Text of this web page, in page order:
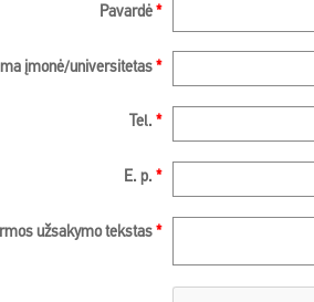
Pavardė *
įmonė/universitetas *
Tel. *
E. p. *
užsakymo tekstas *